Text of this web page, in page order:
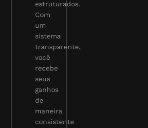
estruturados.
Com
um
sistema
transparente,
você
recebe
seus
ganhos
de
maneira
consistente